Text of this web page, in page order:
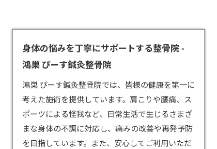
身体の悩みを丁寧にサポートする整骨院 -
鴻巣 ぴーす鍼灸整骨院
鴻巣 ぴーす鍼灸整骨院では、皆様の健康を第一に
考えた施術を提供しています。肩こりや腰痛、ス
ポーツによる怪我など、日常生活で生じるさまざ
まな身体の不調に対応し、痛みの改善や再発予防
を目指しています。また、安心してご利用いただ